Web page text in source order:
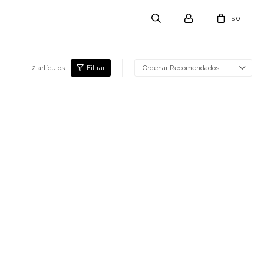
$ 0
2 artículos Recomendados